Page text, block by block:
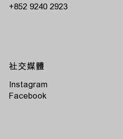
‭+852 9240 2923‬
Instagram
Facebook
社交媒體